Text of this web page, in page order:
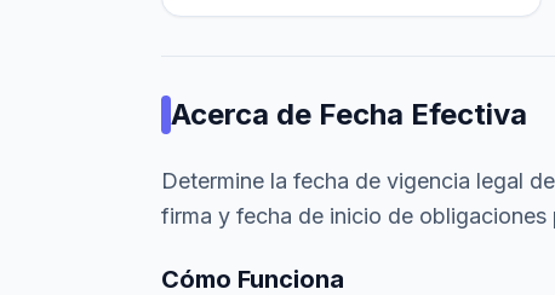
Acerca de Fecha Efectiva
Determine la fecha de vigencia legal
firma y fecha de inicio de
Cómo Funciona